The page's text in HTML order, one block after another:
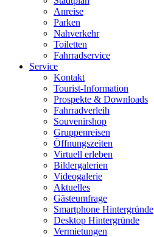
Anreise
Parken
Nahverkehr
Toiletten
Fahrradservice
Service
Kontakt
Tourist-Information
Prospekte & Downloads
Fahrradverleih
Souvenirshop
Gruppenreisen
Öffnungszeiten
Virtuell erleben
Bildergalerien
Videogalerie
Aktuelles
Gästeumfrage
Smartphone Hintergründe
Desktop Hintergründe
Vermietungen